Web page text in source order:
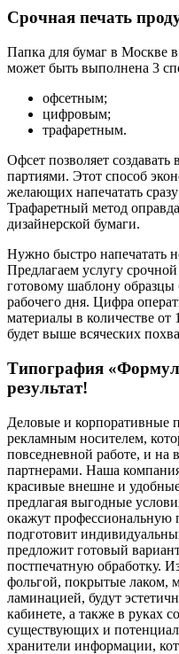
Срочная печать
Папка для бумаг в Москве
может быть выполнена 3
офсетным;
цифровым;
трафаретным.
Офсет позволяет
партиями. Этот способ
желающих напечатать
Трафаретный метод
дизайнерской бумаги.
Нужно быстро напечатать
Предлагаем услугу
готовому шаблону образцы
рабочего дня. Цифра
материалы в количестве
будет выше всяческих
Типография
результат!
Деловые и корпоративные
рекламным носителем,
повседневной работе, и на
партнерами. Наша
красивые внешне и
предлагая выгодные
окажут профессиональную
подготовит
предложит готовый
постпечатную обработку.
фольгой, покрытые лаком,
ламинацией, будут
кабинете, а также в руках
существующих и
хранители информации,